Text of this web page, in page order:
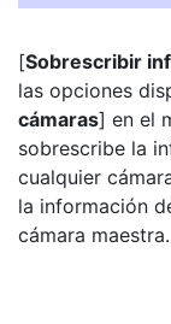
[Sobrescribir
las opciones
cámaras] en el
sobrescribe la
cualquier
la información
cámara maestra.